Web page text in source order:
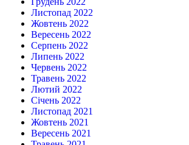
Листопад 2022
Жовтень 2022
Вересень 2022
Серпень 2022
Липень 2022
Червень 2022
Травень 2022
Лютий 2022
Січень 2022
Листопад 2021
Жовтень 2021
Вересень 2021